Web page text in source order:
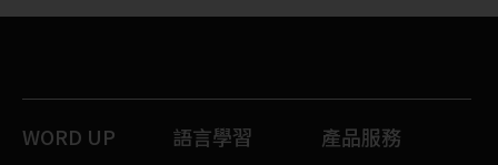
WORD UP 語言學習 產品服務